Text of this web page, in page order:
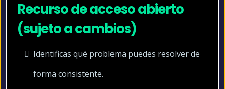
Recurso de acceso abierto
(sujeto a cambios)
Identificas qué problema puedes resolver de
forma consistente.